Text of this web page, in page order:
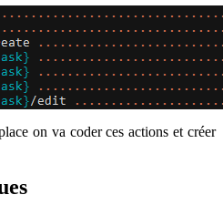
on va coder ces actions et créer